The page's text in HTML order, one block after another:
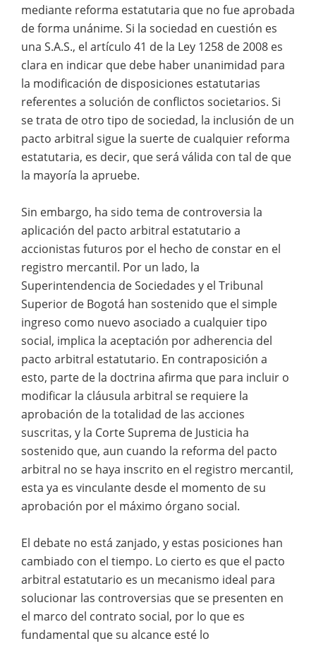
mediante reforma estatutaria que no fue aprobada
de forma unánime. Si la sociedad en cuestión es
una S.A.S., el artículo 41 de la Ley 1258 de 2008 es
clara en indicar que debe haber unanimidad para
la modificación de disposiciones estatutarias
referentes a solución de conflictos societarios. Si
se trata de otro tipo de sociedad, la inclusión de un
pacto arbitral sigue la suerte de cualquier reforma
estatutaria, es decir, que será válida con tal de que
la mayoría la apruebe.
Sin embargo, ha sido tema de controversia la
aplicación del pacto arbitral estatutario a
accionistas futuros por el hecho de constar en el
registro mercantil. Por un lado, la
Superintendencia de Sociedades y el Tribunal
Superior de Bogotá han sostenido que el simple
ingreso como nuevo asociado a cualquier tipo
social, implica la aceptación por adherencia del
pacto arbitral estatutario. En contraposición a
esto, parte de la doctrina afirma que para incluir o
modificar la cláusula arbitral se requiere la
aprobación de la totalidad de las acciones
suscritas, y la Corte Suprema de Justicia ha
sostenido que, aun cuando la reforma del pacto
arbitral no se haya inscrito en el registro mercantil,
esta ya es vinculante desde el momento de su
aprobación por el máximo órgano social.
El debate no está zanjado, y estas posiciones han
cambiado con el tiempo. Lo cierto es que el pacto
arbitral estatutario es un mecanismo ideal para
solucionar las controversias que se presenten en
el marco del contrato social, por lo que es
fundamental que su alcance esté lo